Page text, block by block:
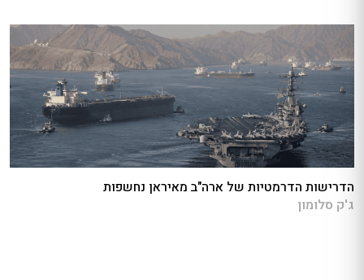
הדרישות הדרמטיות של ארה"ב מאיראן נחשפות
ג'ק סלומון